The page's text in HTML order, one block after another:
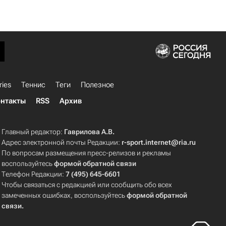
Теннис Теги
Полезное
RSS Архив
Главный редактор: Гаврилова А.В.
Адрес электронной почты Редакции: r-sport.internet@ria.ru
По вопросам размещения пресс-релизов и рекламы
воспользуйтесьформой обратной связи
Телефон Редакции:7 (495) 645-6601
Чтобы связаться с редакцией или сообщить обо всех
замеченных ошибках, воспользуйтесьформой обратной
связи.